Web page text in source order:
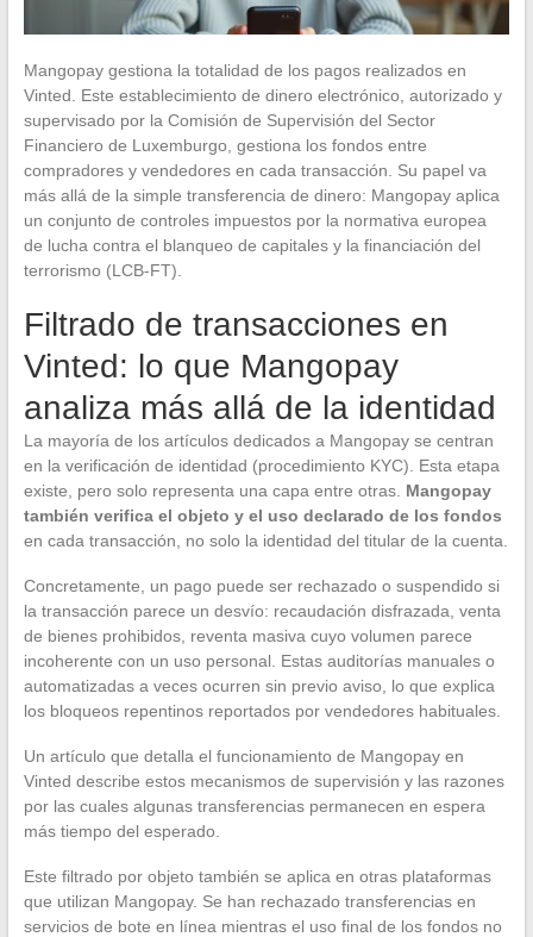
Mangopay gestiona la totalidad de los pagos realizados en
Vinted. Este establecimiento de dinero electrónico, autorizado y
supervisado por la Comisión de Supervisión del Sector
Financiero de Luxemburgo, gestiona los fondos entre
compradores y vendedores en cada transacción. Su papel va
más allá de la simple transferencia de dinero: Mangopay aplica
un conjunto de controles impuestos por la normativa europea
de lucha contra el blanqueo de capitales y la financiación del
terrorismo (LCB-FT).
Filtrado de transacciones en
Vinted: lo que Mangopay
analiza más allá de la identidad
La mayoría de los artículos dedicados a Mangopay se centran
en la verificación de identidad (procedimiento KYC). Esta etapa
existe, pero solo representa una capa entre otras. Mangopay
también verifica el objeto y el uso declarado de los fondos
en cada transacción, no solo la identidad del titular de la cuenta.
Concretamente, un pago puede ser rechazado o suspendido si
la transacción parece un desvío: recaudación disfrazada, venta
de bienes prohibidos, reventa masiva cuyo volumen parece
incoherente con un uso personal. Estas auditorías manuales o
automatizadas a veces ocurren sin previo aviso, lo que explica
los bloqueos repentinos reportados por vendedores habituales.
Un artículo que detalla el funcionamiento de Mangopay en
Vinted describe estos mecanismos de supervisión y las razones
por las cuales algunas transferencias permanecen en espera
más tiempo del esperado.
Este filtrado por objeto también se aplica en otras plataformas
que utilizan Mangopay. Se han rechazado transferencias en
servicios de bote en línea mientras el uso final de los fondos no